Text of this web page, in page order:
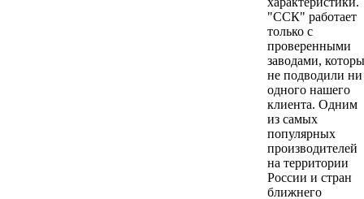
"ССК" работает
только с
проверенными
заводами,
не подводили ни
одного нашего
клиента. Одним
из самых
популярных
производителей
на территории
России и стран
ближнего